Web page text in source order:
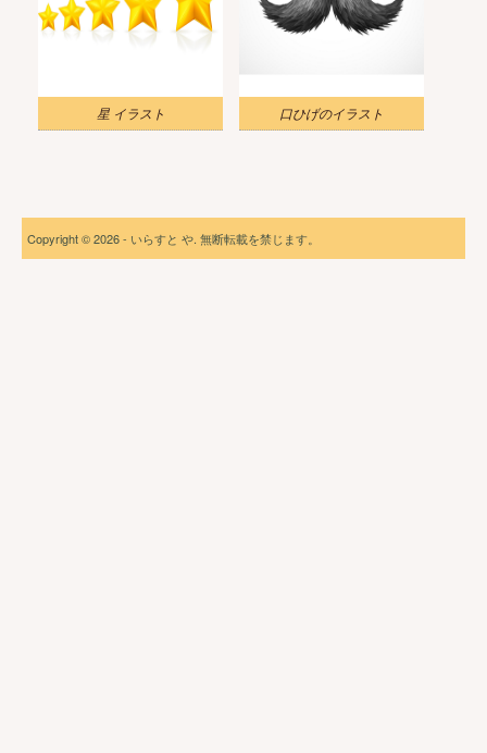
星 イラスト 口ひげのイラスト
Copyright © 2026 - いらすと や. 無断転載を禁じます。